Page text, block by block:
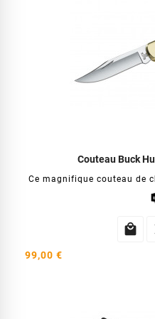
Couteau Buck
Ce magnifique couteau de

99,00 €